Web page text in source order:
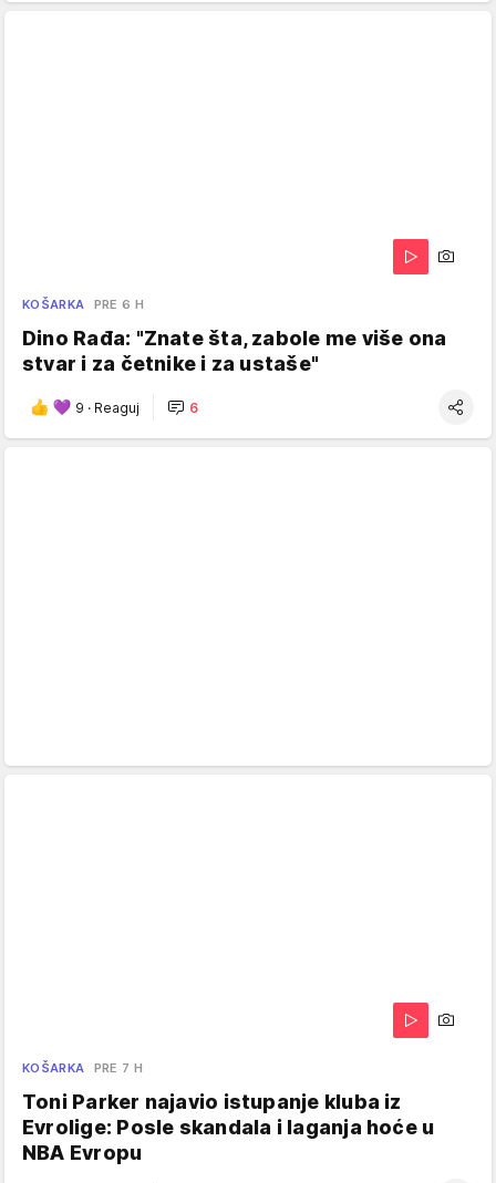
KOŠARKA PRE 6 H
Dino Rađa: "Znate šta, zabole me više ona
stvar i za četnike i za ustaše"
9 · Reaguj 6
KOŠARKA PRE 7 H
Toni Parker najavio istupanje kluba iz
Evrolige: Posle skandala i laganja hoće u
NBA Evropu